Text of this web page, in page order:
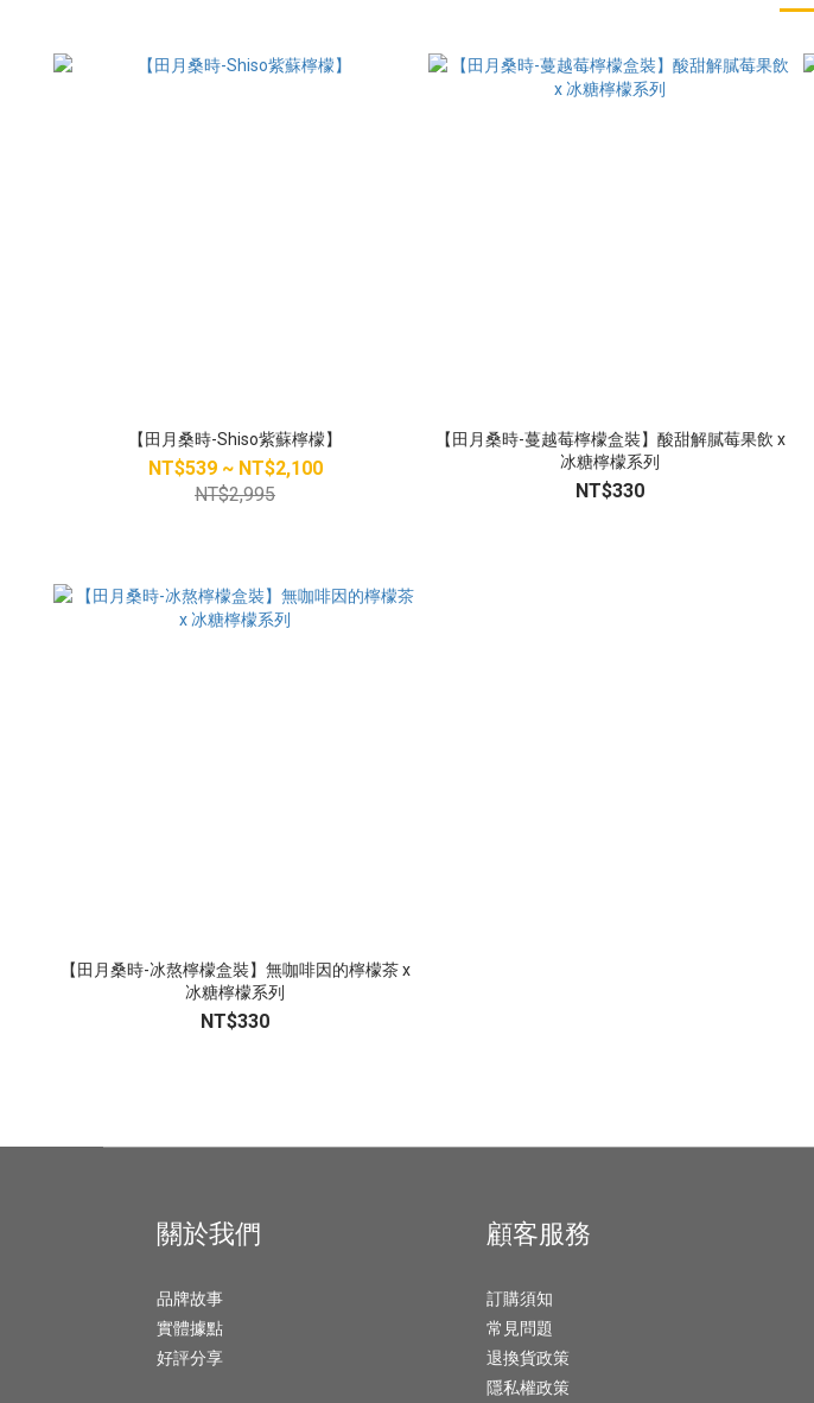
【田月桑時-Shiso紫蘇檸檬】
NT$539 ~ NT$2,100
NT$2,995
【田月桑時-蔓越莓檸檬盒裝】酸甜解膩莓果飲 x
冰糖檸檬系列
NT$330
【田月桑時-冰熬檸檬盒裝】無咖啡因的檸檬茶 x
冰糖檸檬系列
NT$330
關於我們
品牌故事
實體據點
好評分享
顧客服務
訂購須知
常見問題
退換貨政策
隱私權政策